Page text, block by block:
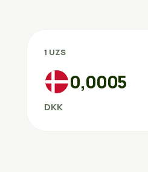
1 UZS
0,0005
DKK